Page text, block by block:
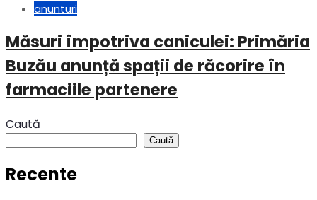
anunturi
Măsuri împotriva caniculei: Primăria
Buzău anunță spații de răcorire în
farmaciile partenere
Caută
Caută
Recente